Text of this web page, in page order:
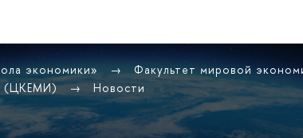
экономики» Факультет мировой
(ЦКЕМИ)
Новости